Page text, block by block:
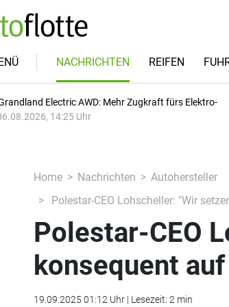
NACHRICHTEN REIFEN
Electric AWD: Mehr Zugkraft fürs Elektro-
14:25 Uhr
Home Nachrichten
Autohersteller
Polestar-CEO Lohscheller: "Wir
Polestar-CEO
konsequent
19.09.2025 01:12 Uhr | Lesezeit: 2 min